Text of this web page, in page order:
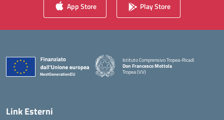
App Store Play Store
Istituto Comprensivo Tropea-Ricadi
Don Francesco Mottola
Tropea (VV)
— Visita la pagina iniziale della scuola
Link Esterni